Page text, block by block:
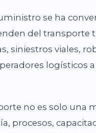
se ha
del transporte
siniestros viales,
logísticos
no es solo una
procesos,